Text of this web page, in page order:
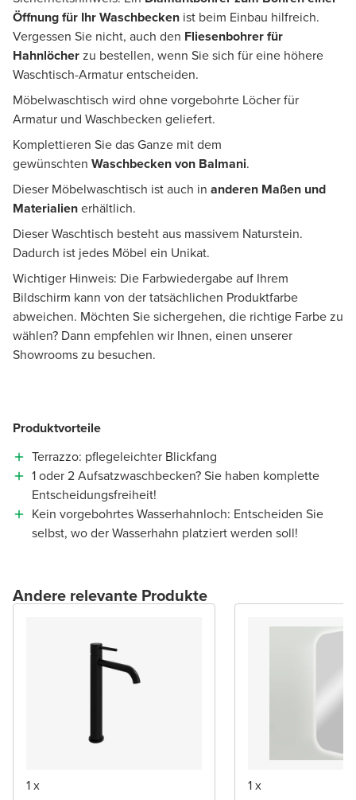
Öffnung für Ihr Waschbecken ist beim Einbau hilfreich.
Vergessen Sie nicht, auch den Fliesenbohrer für
Hahnlöcherzu bestellen, wenn Sie sich für eine höhere
Waschtisch-Armatur entscheiden.
Möbelwaschtisch wird ohne vorgebohrte Löcher für
Armatur und Waschbecken geliefert.
Komplettieren Sie das Ganze mit dem
gewünschten Waschbecken von Balmani.
Dieser Möbelwaschtisch ist auch in anderen Maßen und
Materialienerhältlich.
Dieser Waschtisch besteht aus massivem Naturstein.
Dadurch ist jedes Möbel ein Unikat.
Wichtiger Hinweis: Die Farbwiedergabe auf Ihrem
Bildschirm kann von der tatsächlichen Produktfarbe
abweichen. Möchten Sie sichergehen, die richtige Farbe zu
wählen? Dann empfehlen wir Ihnen, einen unserer
Showrooms zu besuchen.
Produktvorteile
Terrazzo: pflegeleichter Blickfang
1 oder 2 Aufsatzwaschbecken? Sie haben komplette
Entscheidungsfreiheit!
Kein vorgebohrtes Wasserhahnloch: Entscheiden Sie
selbst, wo der Wasserhahn platziert werden soll!
Andere relevante Produkte
1 x
1 x